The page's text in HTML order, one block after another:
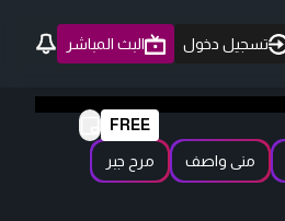
تسجيل دخول البث المباشر
FREE
منى واصف مرح جبر